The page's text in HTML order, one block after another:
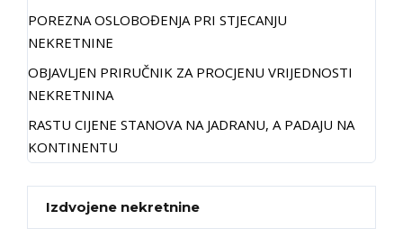
POREZNA OSLOBOĐENJA PRI STJECANJU
NEKRETNINE
OBJAVLJEN PRIRUČNIK ZA PROCJENU VRIJEDNOSTI
NEKRETNINA
RASTU CIJENE STANOVA NA JADRANU, A PADAJU NA
KONTINENTU
Izdvojene nekretnine